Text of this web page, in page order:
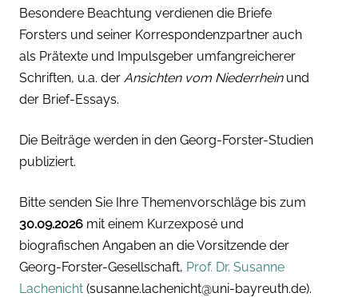
Besondere Beachtung verdienen die Briefe
Forsters und seiner Korrespondenzpartner auch
als Prätexte und Impulsgeber umfangreicherer
Schriften, u.a. der Ansichten vom Niederrhein und
der Brief-Essays.
Die Beiträge werden in den Georg-Forster-Studien
publiziert.
Bitte senden Sie Ihre Themenvorschläge bis zum
30.09.2026 mit einem Kurzexposé und
biografischen Angaben an die Vorsitzende der
Georg-Forster-Gesellschaft, Prof. Dr. Susanne
Lachenicht (susanne.lachenicht@uni-bayreuth.de).